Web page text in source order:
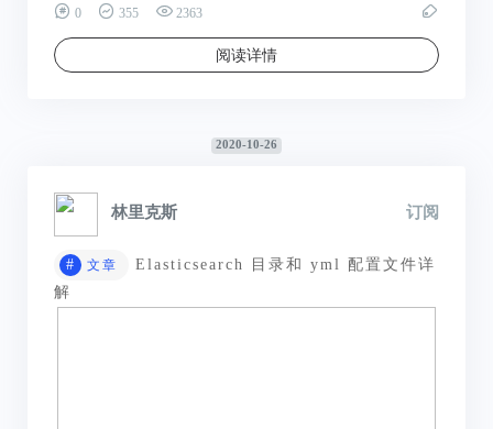
0 355 2363
阅读详情
2020-10-26
林里克斯 订阅
# 文章
Elasticsearch 目录和 yml 配置文件详
解